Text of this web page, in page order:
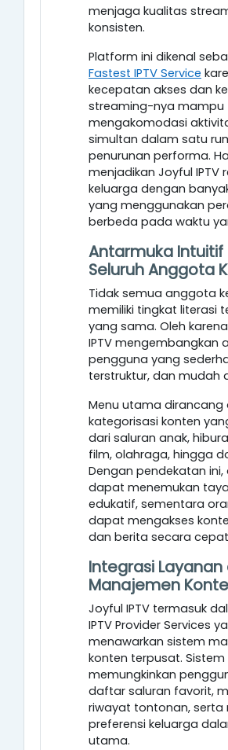
menjaga kualitas
konsisten.
Platform ini dikenal
Fastest IPTV Service
kecepatan akses dan
streaming-nya mampu
mengakomodasi
simultan dalam satu
penurunan performa.
menjadikan Joyful IPTV
keluarga dengan
yang menggunakan
berbeda pada waktu
Antarmuka Intuitif
Seluruh Anggota
Tidak semua anggota
memiliki tingkat literasi
yang sama. Oleh
IPTV mengembangkan
pengguna yang
terstruktur, dan mudah
Menu utama dirancang
kategorisasi konten
dari saluran anak,
film, olahraga, hingga
Dengan pendekatan
dapat menemukan
edukatif, sementara
dapat mengakses
dan berita secara
Integrasi Layanan
Manajemen
Joyful IPTV termasuk
IPTV Provider Services
menawarkan sistem
konten terpusat. Sistem
memungkinkan
daftar saluran favorit,
riwayat tontonan, serta
preferensi keluarga
utama.